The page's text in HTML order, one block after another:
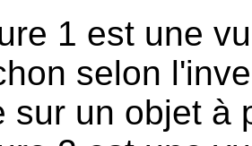
1 est une
selon
sur un objet à